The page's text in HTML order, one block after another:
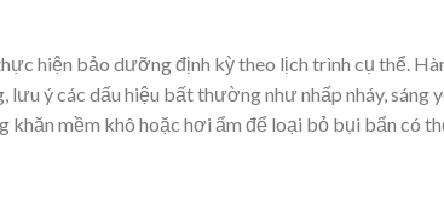
hiện bảo dưỡng định kỳ theo lịch trình cụ thể.
ý các dấu hiệu bất thường như nhấp nháy, sáng
khăn mềm khô hoặc hơi ẩm để loại bỏ bụi bẩn có